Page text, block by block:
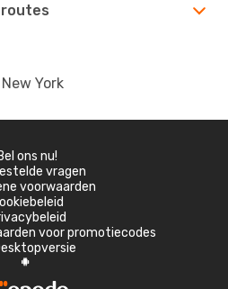
York
ons nu!
vragen
voorwaarden
voor promotiecodes
A